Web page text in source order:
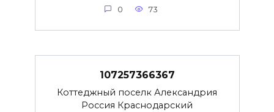
0 73
107257366367
Коттеджный поселк Александрия
Россия Краснодарский